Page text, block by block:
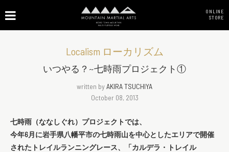
ONLINE
STORE
Localism ローカリズム
いつやる？~七時雨プロジェクト①
written byAKIRA TSUCHIYA
October 08, 2013
七時雨（ななしぐれ）プロジェクトでは、
今年6月に岩手県八幡平市の七時雨山を中心としたエリアで開催
されたトレイルランニングレース、「カルデラ・トレイル